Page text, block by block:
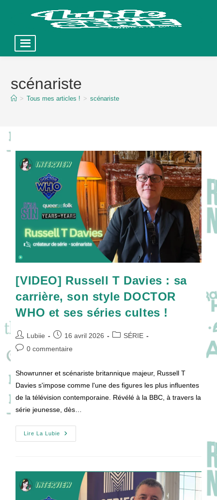
contentscénariste
> Tous mes articles ! > scénariste
[VIDEO] Russell T Davies : sa
carrière, son style DOCTOR
WHO et ses séries cultes !
Auteur/autrice
de
Lubiie
Publication
publiée :
16 avril 2026
PostSÉRIE
Commentaires
0 commentaire
Showrunner et scénariste britannique majeur, Russell T
Davies s'impose comme l'une des figures les plus influentes
de la télévision contemporaine. Révélé à la BBC, à travers la
série jeunesse, dès…
Lire La Lubie
[VIDEO]
Russell
Carrière,
Son
Style
DOCTOR